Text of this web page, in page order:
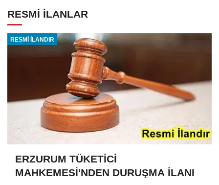
RESMİ İLANLAR
RESMİ İLANDIR
ERZURUM TÜKETİCİ
MAHKEMESİ'NDEN DURUŞMA İLANI